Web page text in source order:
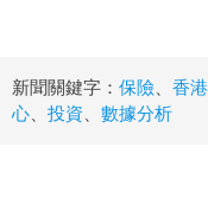
新聞關鍵字： 保險 香港
心
投資 數據分析